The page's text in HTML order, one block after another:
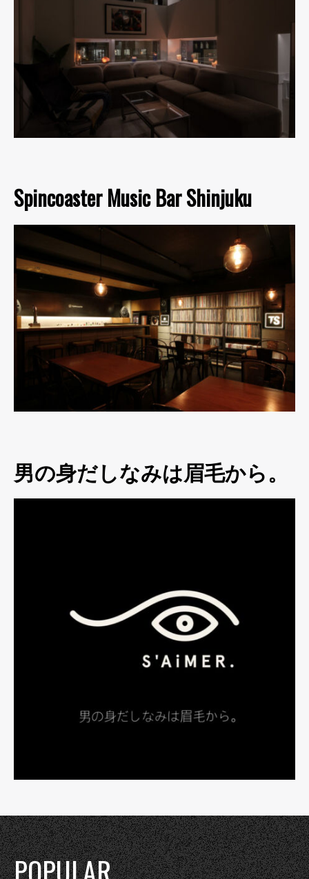
Spincoaster Music Bar Shinjuku
男の身だしなみは眉毛から。